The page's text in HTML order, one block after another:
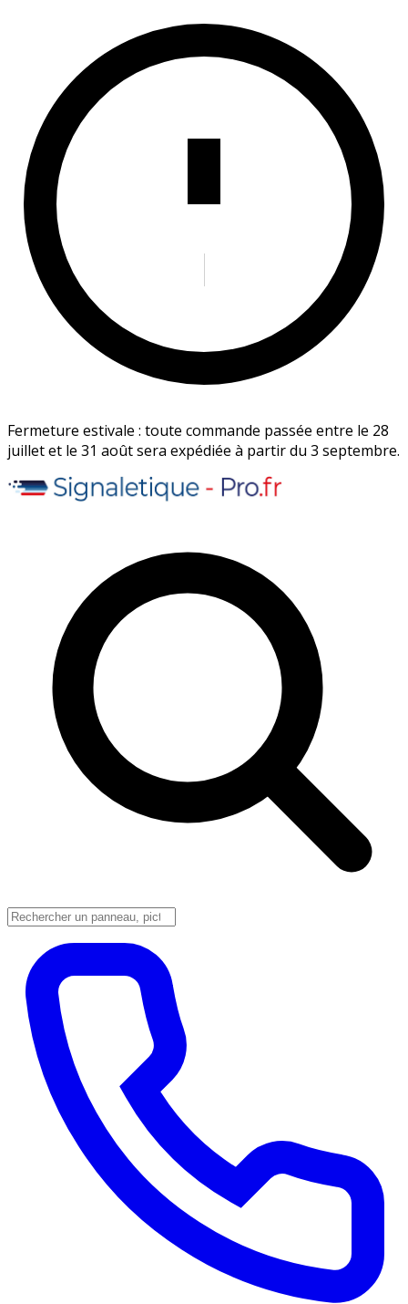
Fermeture estivale : toute commande passée entre le 28
juillet et le 31 août sera expédiée à partir du 3 septembre.